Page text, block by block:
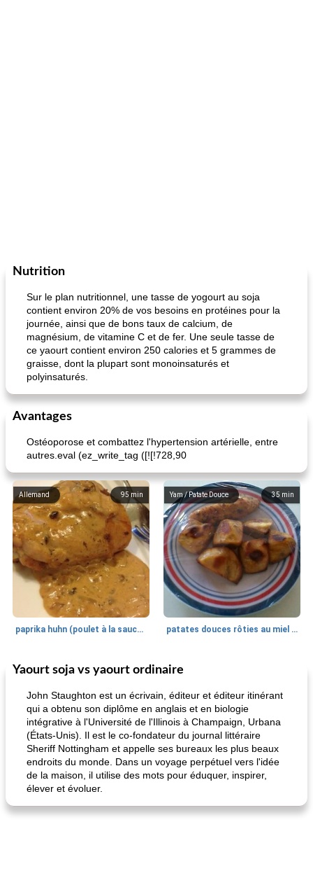
Nutrition
Sur le plan nutritionnel, une tasse de yogourt au soja
contient environ 20% de vos besoins en protéines pour la
journée, ainsi que de bons taux de calcium, de
magnésium, de vitamine C et de fer. Une seule tasse de
ce yaourt contient environ 250 calories et 5 grammes de
graisse, dont la plupart sont monoinsaturés et
polyinsaturés.
Avantages
Ostéoporose et combattez l'hypertension artérielle, entre
autres.eval (ez_write_tag ([![!728,90
95 min
Allemand
paprika huhn (poulet à la sauce paprika).
35 min
Yam / Patate Douce
patates douces rôties au miel / kumara
25min
Petit déjeuner et brunch
quinoa petit déjeuner méditerranéen
Viande et volaille
poitrines de poulet grillées de jenny
Yaourt soja vs yaourt ordinaire
John Staughton est un écrivain, éditeur et éditeur itinérant
qui a obtenu son diplôme en anglais et en biologie
intégrative à l'Université de l'Illinois à Champaign, Urbana
(États-Unis). Il est le co-fondateur du journal littéraire
Sheriff Nottingham et appelle ses bureaux les plus beaux
endroits du monde. Dans un voyage perpétuel vers l'idée
de la maison, il utilise des mots pour éduquer, inspirer,
élever et évoluer.